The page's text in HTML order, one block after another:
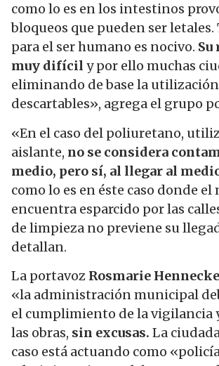
como lo es en los intestinos
bloqueos que pueden ser letales.
para el ser humano es nocivo. Su
muy difícil y por ello muchas
eliminando de base la utilización
descartables», agrega el grupo
«En el caso del poliuretano,
aislante, no se considera
medio, pero sí, al llegar al
como lo es en éste caso donde el
encuentra esparcido por las
de limpieza no previene su
detallan.
La portavoz Rosmarie Hennecke
«la administración municipal
el cumplimiento de la vigilancia
las obras, sin excusas. La
caso está actuando como